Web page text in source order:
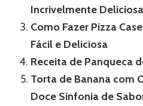
Incrivelmente
Como Fazer Pizza
Fácil e Deliciosa
Receita de Panqueca
Torta de Banana com
Doce Sinfonia de